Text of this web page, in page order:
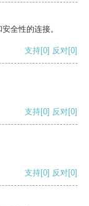
全性的连接。
支持[0] 反对[0]
支持[0] 反对[0]
支持[0] 反对[0]